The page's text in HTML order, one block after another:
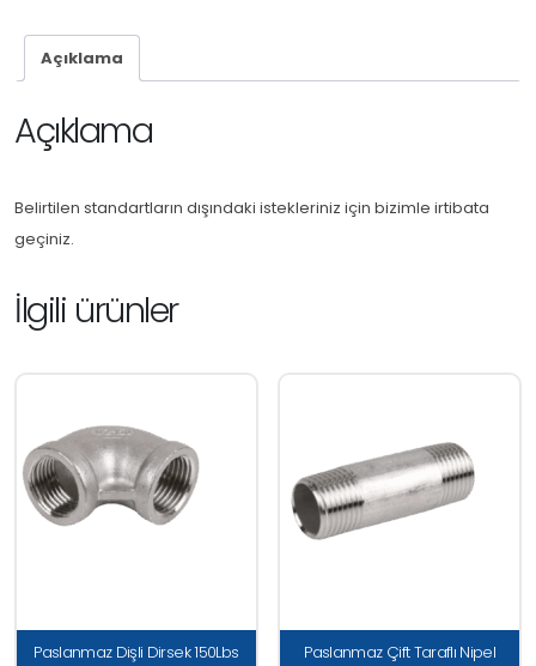
Açıklama
Açıklama
Belirtilen standartların dışındaki istekleriniz için bizimle irtibata
geçiniz.
İlgili ürünler
Paslanmaz Dişli Dirsek 150Lbs
Paslanmaz Çift Taraflı Nipel